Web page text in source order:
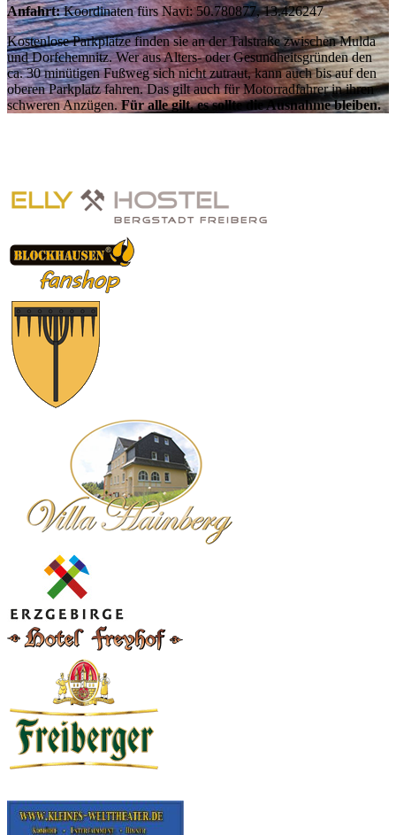
Eintritt, Anfahrt und Parken
Eintritt und Parken
ist in Blockhausen ausser bei den Veranstaltungen 1. Mai, Pfingsten,
Wald und Jägerfest und 3. Oktober - 6. Oktober frei.
Kostenlose Parkplätze finden sie an der Talstraße zwischen Mulda
und Dorfchemnitz. Wer selbst Veranstalter ist und Blockhausen als
Ziel nutzen will, zahlt 4€ pro Person. Busse aller Größe benötigen
eine Fahrerlaubnis.
Bitte setzen sie sich als Veranstalter mit uns vorher in Verbindung
Diese E-Mail-Adresse ist vor Spambots geschützt! Zur Anzeige
muss JavaScript eingeschaltet sein.
Anreise
Folgen sie von der B 101 und B 171 der
BLOCKHAUSEN Ausschilderung.